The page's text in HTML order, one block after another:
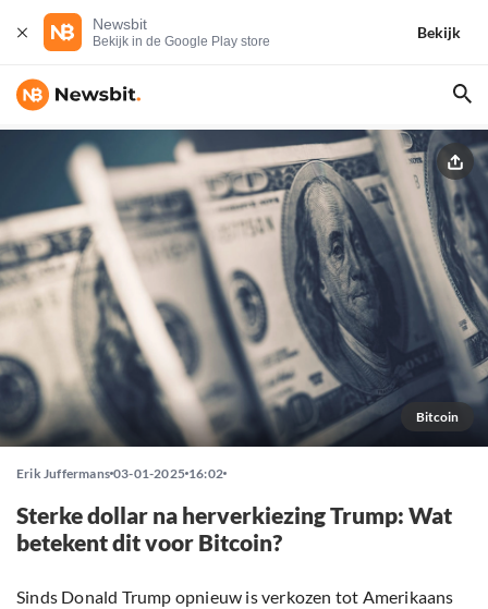
Newsbit
Bekijk in de Google Play store
Bekijk
Bitcoin
Erik Juffermans 03-01-2025 16:02
Sterke dollar na herverkiezing Trump: Wat
betekent dit voor Bitcoin?
Sinds Donald Trump opnieuw is verkozen tot Amerikaans